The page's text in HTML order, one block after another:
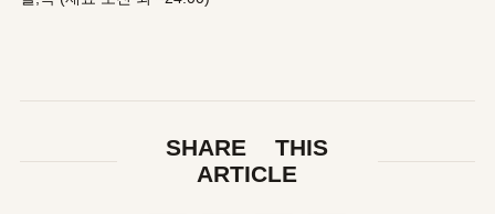
SHARE THIS
ARTICLE